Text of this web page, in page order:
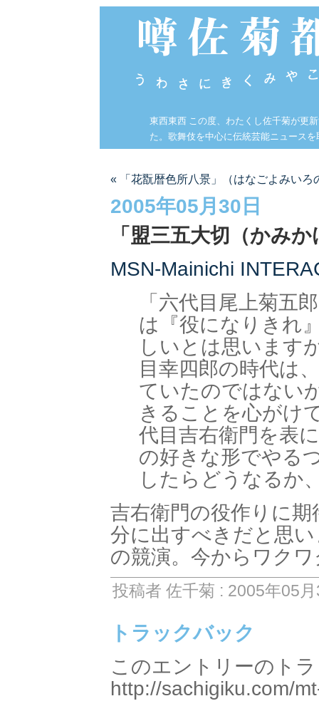
東西東西 この度、わたくし佐千菊が更
た。歌舞伎を中心に伝統芸能ニュース
« 「花翫暦色所八景」（はなごよみいろ
2005年05月30日
「盟三五大切（かみ
MSN-Mainichi
「六代目尾上菊五
は『役になりきれ
しいとは思います
目幸四郎の時代は
ていたのではない
きることを心がけ
代目吉右衛門を表
の好きな形でやる
したらどうなるか
吉右衛門の役作りに
分に出すべきだと思
の競演。今からワク
投稿者 佐千菊 : 2005年05
トラックバック
このエントリーのト
http://sachigiku.com/